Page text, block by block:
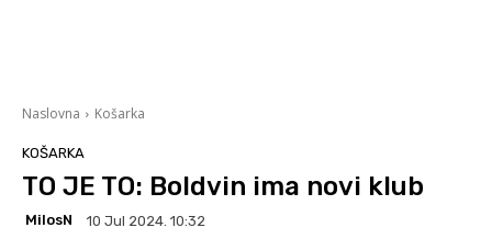
Naslovna Košarka
KOŠARKA
TO JE TO: Boldvin ima novi klub
MilosN 10 Jul 2024. 10:32